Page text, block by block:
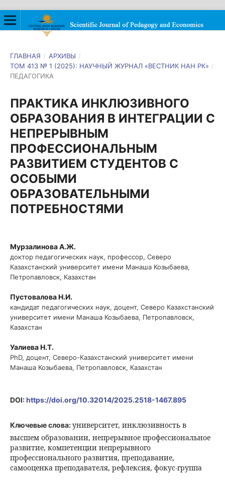
ГЛАВНАЯ / АРХИВЫ /
ТОМ 413 № 1 (2025): НАУЧНЫЙ ЖУРНАЛ «ВЕСТНИК НАН РК» /
ПЕДАГОГИКА
ПРАКТИКА ИНКЛЮЗИВНОГО
ОБРАЗОВАНИЯ В ИНТЕГРАЦИИ С
НЕПРЕРЫВНЫМ
ПРОФЕССИОНАЛЬНЫМ
РАЗВИТИЕМ СТУДЕНТОВ С
ОСОБЫМИ
ОБРАЗОВАТЕЛЬНЫМИ
ПОТРЕБНОСТЯМИ
Мурзалинова А.Ж.
доктор педагогических наук, профессор, Северо
Казахстанский университет имени Манаша Козыбаева,
Петропавловск, Казахстан
Пустовалова Н.И.
кандидат педагогических наук, доцент, Северо Казахстанский
университет имени Манаша Козыбаева, Петропавловск,
Казахстан
Уалиева Н.Т.
PhD, доцент, Северо-Казахстанский университет имени
Манаша Козыбаева, Петропавловск, Казахстан
DOI:https://doi.org/10.32014/2025.2518-1467.895
Ключевые слова:университет, инклюзивность в
высшем образовании, непрерывное профессиональное
развитие, компетенции непрерывного
профессионального развития, преподавание,
самооценка преподавателя, рефлексия, фокус-группа